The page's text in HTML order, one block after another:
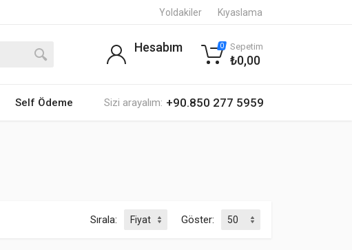
Yoldakiler Kıyaslama
Self Ödeme Sizi arayalım: +90.850 277 5959
Hesabım 0 Sepetim
₺0,00
Sırala: Göster: